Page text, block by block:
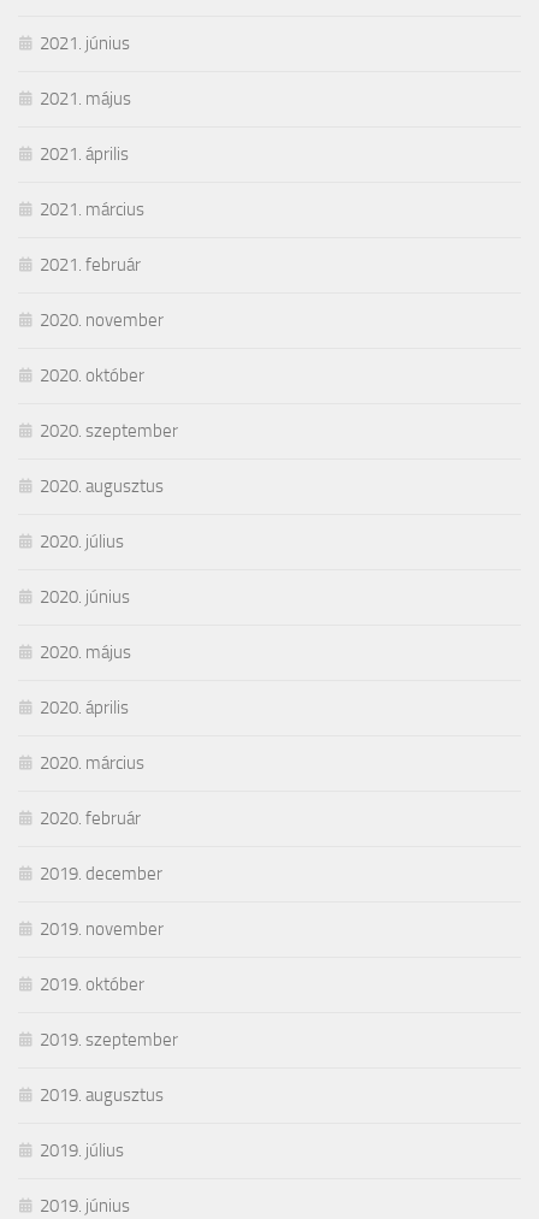
2021. június
2021. május
2021. április
2021. március
2021. február
2020. november
2020. október
2020. szeptember
2020. augusztus
2020. július
2020. június
2020. május
2020. április
2020. március
2020. február
2019. december
2019. november
2019. október
2019. szeptember
2019. augusztus
2019. július
2019. június